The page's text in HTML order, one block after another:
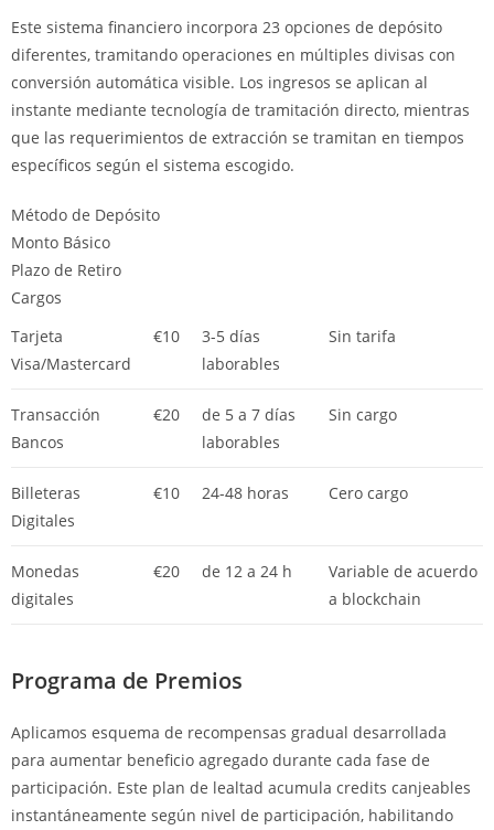
Este sistema financiero incorpora 23 opciones de depósito
diferentes, tramitando operaciones en múltiples divisas con
conversión automática visible. Los ingresos se aplican al
instante mediante tecnología de tramitación directo, mientras
que las requerimientos de extracción se tramitan en tiempos
específicos según el sistema escogido.
Método de Depósito
Monto Básico
Plazo de Retiro
Cargos
Tarjeta
Visa/Mastercard
€10
3-5 días
laborables
Sin tarifa
Transacción
Bancos
€20
de 5 a 7 días
laborables
Sin cargo
Billeteras
Digitales
€10 24-48 horas Cero cargo
Monedas
digitales
€20 de 12 a 24 h
Variable de acuerdo
a blockchain
Programa de Premios
Aplicamos esquema de recompensas gradual desarrollada
para aumentar beneficio agregado durante cada fase de
participación. Este plan de lealtad acumula credits canjeables
instantáneamente según nivel de participación, habilitando